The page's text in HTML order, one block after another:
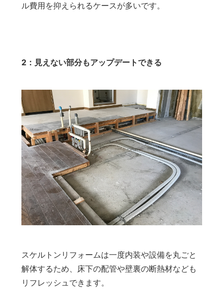
ル費用を抑えられるケースが多いです。
2：見えない部分もアップデートできる
スケルトンリフォームは一度内装や設備を丸ごと
解体するため、床下の配管や壁裏の断熱材なども
リフレッシュできます。